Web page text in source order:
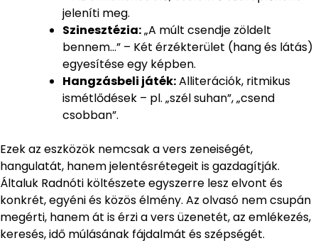
jeleníti meg.
Szinesztézia:„A múlt csendje zöldelt
bennem…” – Két érzékterület (hang és látás)
egyesítése egy képben.
Hangzásbeli játék:Alliterációk, ritmikus
ismétlődések – pl. „szél suhan”, „csend
csobban”.
Ezek az eszközök nemcsak a vers zeneiségét,
hangulatát, hanem jelentésrétegeit is gazdagítják.
Általuk Radnóti költészete egyszerre lesz elvont és
konkrét, egyéni és közös élmény. Az olvasó nem csupán
megérti, hanem át is érzi a vers üzenetét, az emlékezés,
keresés, idő múlásának fájdalmát és szépségét.